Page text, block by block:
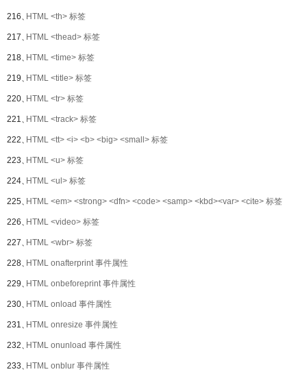
216、HTML <th> 标签
217、HTML <thead> 标签
218、HTML <time> 标签
219、HTML <title> 标签
220、HTML <tr> 标签
221、HTML <track> 标签
222、HTML <tt> <i> <b> <big> <small> 标签
223、HTML <u> 标签
224、HTML <ul> 标签
225、HTML <em> <strong> <dfn> <code> <samp> <kbd><var> <cite> 标签
226、HTML <video> 标签
227、HTML <wbr> 标签
228、HTML onafterprint 事件属性
229、HTML onbeforeprint 事件属性
230、HTML onload 事件属性
231、HTML onresize 事件属性
232、HTML onunload 事件属性
233、HTML onblur 事件属性